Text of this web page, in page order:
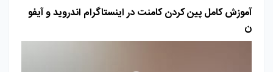
آموزش کامل پین کردن کامنت در اینستاگرام اندروید و آیفو
ن